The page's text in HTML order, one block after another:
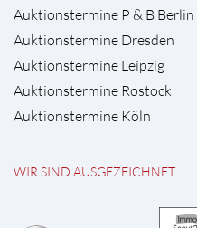
Auktionstermine P & B Berlin
Auktionstermine Dresden
Auktionstermine Leipzig
Auktionstermine Rostock
Auktionstermine Köln
WIR SIND AUSGEZEICHNET